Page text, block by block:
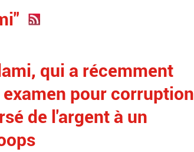
qui a récemment
pour corruption
de l'argent à un